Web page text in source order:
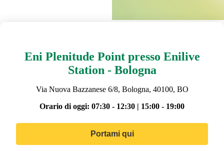
Eni Plenitude Point presso Enilive
Station - Bologna
Via Nuova Bazzanese 6/8, Bologna, 40100, BO
Orario di oggi: 07:30 - 12:30 | 15:00 - 19:00
Portami qui